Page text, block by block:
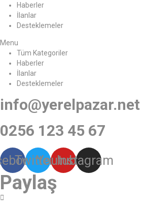
Haberler
İlanlar
Desteklemeler
Menu
Tüm Kategoriler
Haberler
İlanlar
Desteklemeler
info@yerelpazar.net
0256 123 45 67
TwitterYoutube
Instagram
Paylaş